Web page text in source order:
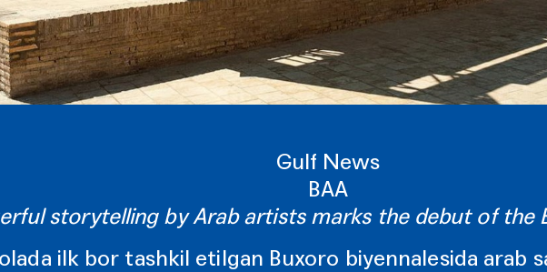
Gulf News
BAA
storytelling by Arab artists marks the debut of the
ilk bor tashkil etilgan Buxoro biyennalesida arab